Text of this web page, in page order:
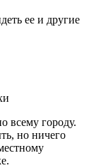
ее и другие
всему городу.
но ничего